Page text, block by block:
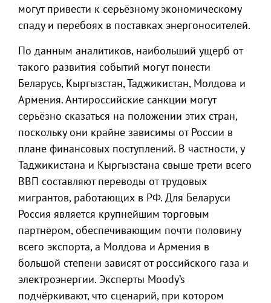
могут привести к серьёзному экономическому
спаду и перебоях в поставках энергоносителей.
По данным аналитиков, наибольший ущерб от
такого развития событий могут понести
Беларусь, Кыргызстан, Таджикистан, Молдова и
Армения. Антироссийские санкции могут
серьёзно сказаться на положении этих стран,
поскольку они крайне зависимы от России в
плане финансовых поступлений. В частности, у
Таджикистана и Кыргызстана свыше трети всего
ВВП составляют переводы от трудовых
мигрантов, работающих в РФ. Для Беларуси
Россия является крупнейшим торговым
партнёром, обеспечивающим почти половину
всего экспорта, а Молдова и Армения в
большой степени зависят от российского газа и
электроэнергии. Эксперты Moody’s
подчёркивают, что сценарий, при котором